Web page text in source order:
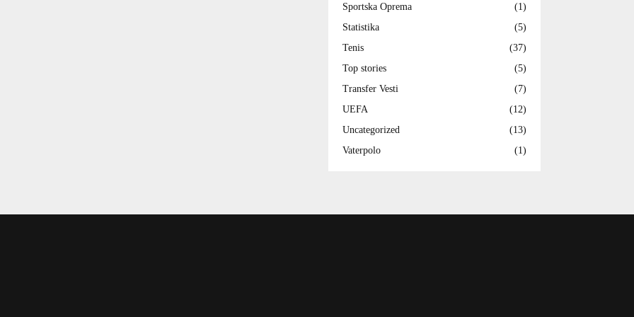
Sportska Oprema
(1)
Statistika
(5)
Tenis
(37)
Top stories
(5)
Transfer Vesti
(7)
UEFA
(12)
Uncategorized
(13)
Vaterpolo
(1)